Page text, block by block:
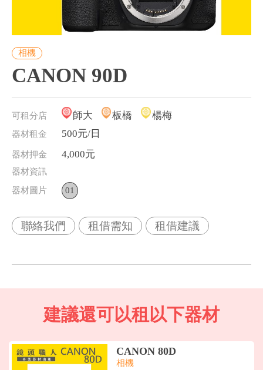
相機
CANON 90D
可租分店 師大 板橋 楊梅
器材租金 500元/日
器材押金 4,000元
器材資訊
器材圖片
01
聯絡我們 租借需知 租借建議
建議還可以租以下器材
CANON 80D
相機